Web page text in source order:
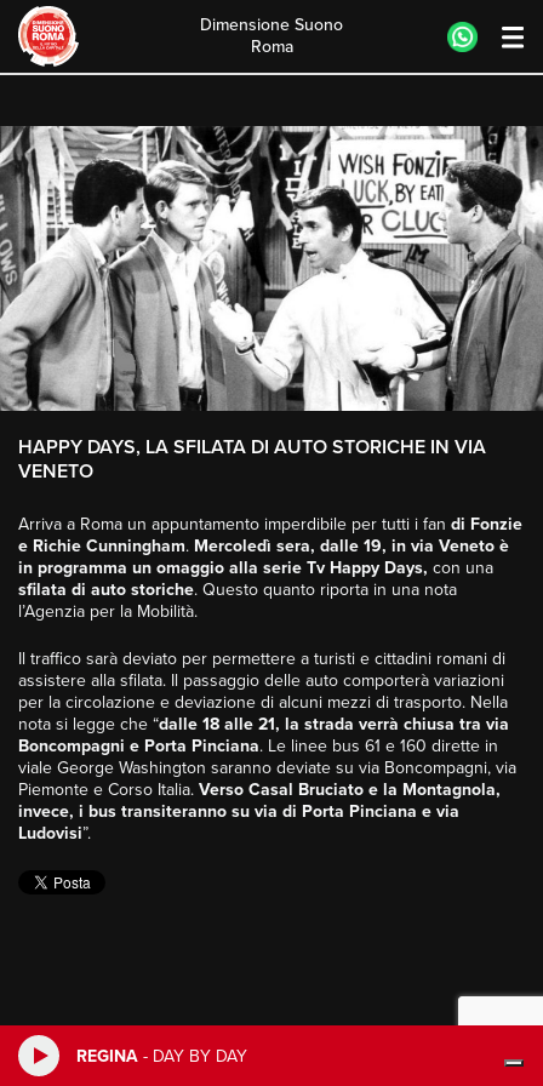
REGINA - DAY BY DAY
content
Dimensione Suono
Roma
HAPPY DAYS, LA SFILATA DI AUTO STORICHE IN VIA
VENETO
Arriva a Roma un appuntamento imperdibile per tutti i fan di Fonzie
e Richie Cunningham. Mercoledì sera, dalle 19, in via Veneto è
in programma un omaggio alla serie Tv Happy Days, con una
sfilata di auto storiche. Questo quanto riporta in una nota
l’Agenzia per la Mobilità.
Il traffico sarà deviato per permettere a turisti e cittadini romani di
assistere alla sfilata. Il passaggio delle auto comporterà variazioni
per la circolazione e deviazione di alcuni mezzi di trasporto. Nella
nota si legge che “dalle 18 alle 21, la strada verrà chiusa tra via
Boncompagni e Porta Pinciana. Le linee bus 61 e 160 dirette in
viale George Washington saranno deviate su via Boncompagni, via
Piemonte e Corso Italia. Verso Casal Bruciato e la Montagnola,
invece, i bus transiteranno su via di Porta Pinciana e via
Ludovisi”.